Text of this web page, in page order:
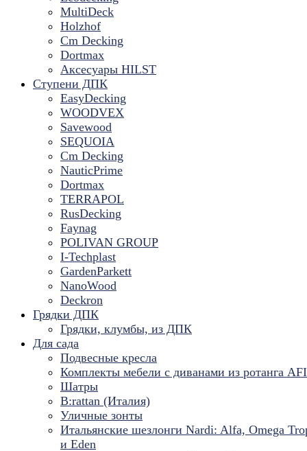
MultiDeck
Holzhof
Cm Decking
Dortmax
Аксесуары HILST
Ступени ДПК
EasyDecking
WOODVEX
Savewood
SEQUOIA
Cm Decking
NauticPrime
Dortmax
TERRAPOL
RusDecking
Faynag
POLIVAN GROUP
I-Techplast
GardenParkett
NanoWood
Deckron
Грядки ДПК
Грядки, клумбы, из ДПК
Для сада
Подвесные кресла
Комплекты мебели с диванами из ротанга
Шатры
B:rattan (Италия)
Уличные зонты
Итальянские шезлонги Nardi: Alfa, Omega
и Eden